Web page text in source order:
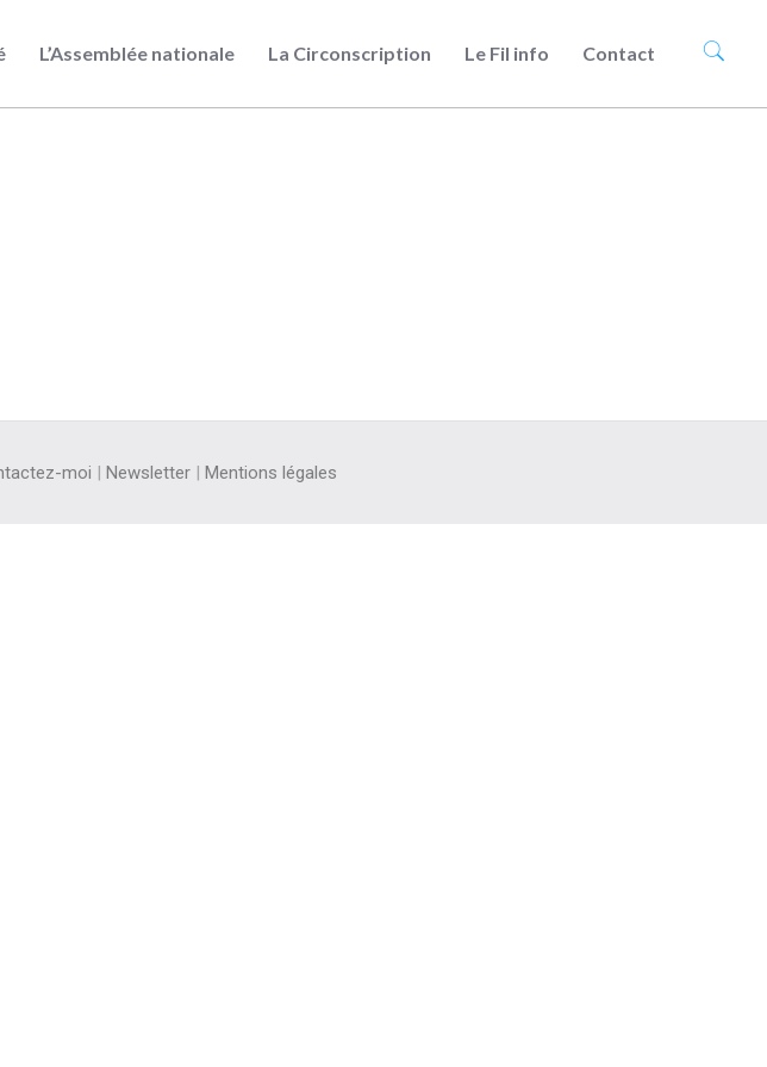
L’Assemblée nationale La Circonscription Le Fil info Contact
moi |Newsletter |Mentions légales